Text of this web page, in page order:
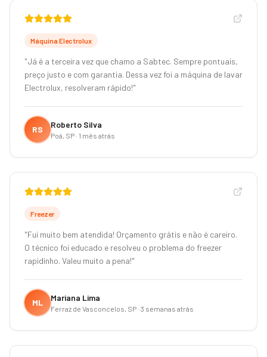
Máquina Electrolux
"Já é a terceira vez que chamo a Sabtec. Sempre pontuais,
preço justo e com garantia. Dessa vez foi a máquina de lavar
Electrolux, resolveram rápido!"
RS Roberto Silva
Poá, SP· 1 mês atrás
Freezer
"Fui muito bem atendida! Orçamento grátis e não é careiro.
O técnico foi educado e resolveu o problema do freezer
rapidinho. Valeu muito a pena!"
ML Mariana Lima
Ferraz de Vasconcelos, SP· 3 semanas atrás